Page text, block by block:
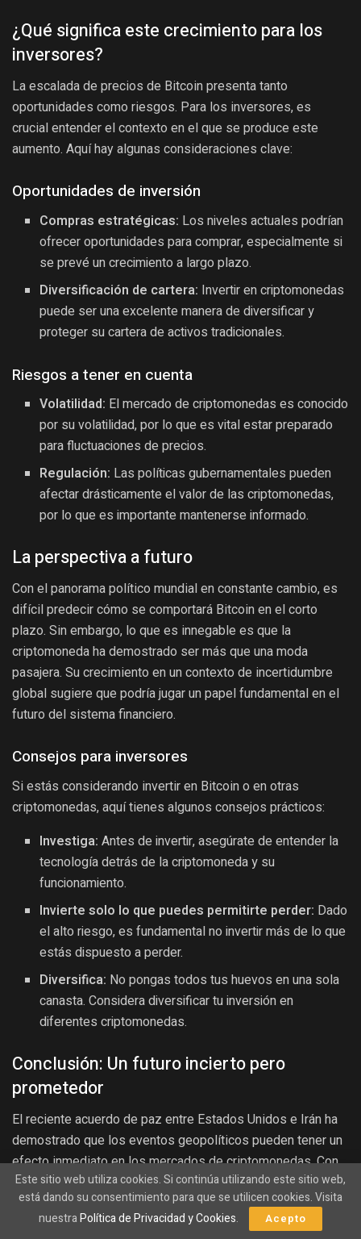
¿Qué significa este crecimiento para los
inversores?
La escalada de precios de Bitcoin presenta tanto
oportunidades como riesgos. Para los inversores, es
crucial entender el contexto en el que se produce este
aumento. Aquí hay algunas consideraciones clave:
Oportunidades de inversión
Compras estratégicas: Los niveles actuales podrían
ofrecer oportunidades para comprar, especialmente si
se prevé un crecimiento a largo plazo.
Diversificación de cartera: Invertir en criptomonedas
puede ser una excelente manera de diversificar y
proteger su cartera de activos tradicionales.
Riesgos a tener en cuenta
Volatilidad: El mercado de criptomonedas es conocido
por su volatilidad, por lo que es vital estar preparado
para fluctuaciones de precios.
Regulación: Las políticas gubernamentales pueden
afectar drásticamente el valor de las criptomonedas,
por lo que es importante mantenerse informado.
La perspectiva a futuro
Con el panorama político mundial en constante cambio, es
difícil predecir cómo se comportará Bitcoin en el corto
plazo. Sin embargo, lo que es innegable es que la
criptomoneda ha demostrado ser más que una moda
pasajera. Su crecimiento en un contexto de incertidumbre
global sugiere que podría jugar un papel fundamental en el
futuro del sistema financiero.
Consejos para inversores
Si estás considerando invertir en Bitcoin o en otras
criptomonedas, aquí tienes algunos consejos prácticos:
Investiga: Antes de invertir, asegúrate de entender la
tecnología detrás de la criptomoneda y su
funcionamiento.
Invierte solo lo que puedes permitirte perder: Dado
el alto riesgo, es fundamental no invertir más de lo que
estás dispuesto a perder.
Diversifica: No pongas todos tus huevos en una sola
canasta. Considera diversificar tu inversión en
diferentes criptomonedas.
Conclusión: Un futuro incierto pero
prometedor
El reciente acuerdo de paz entre Estados Unidos e Irán ha
demostrado que los eventos geopolíticos pueden tener un
efecto inmediato en los mercados de criptomonedas. Con
Bitcoin alcanzando los 64,000 dólares, los inversores
tienen la oportunidad de aprovechar este crecimiento, pero
también deben ser conscientes de los riesgos que
Este sitio web utiliza cookies. Si continúa utilizando este sitio web,
está dando su consentimiento para que se utilicen cookies. Visita
nuestraPolítica de Privacidad y Cookies. Acepto